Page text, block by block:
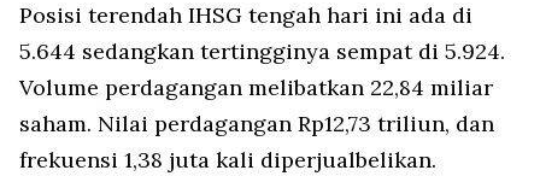
Posisi terendah IHSG tengah hari ini ada di
5.644 sedangkan tertingginya sempat di 5.924.
Volume perdagangan melibatkan 22,84 miliar
saham. Nilai perdagangan Rp12,73 triliun, dan
frekuensi 1,38 juta kali diperjualbelikan.